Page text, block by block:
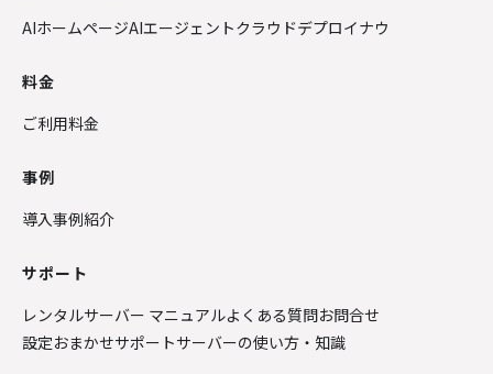
AIホームページAIエージェントクラウドデプロイナウ
料金
ご利用料金
事例
導入事例紹介
サポート
レンタルサーバー マニュアルよくある質問お問合せ
設定おまかせサポートサーバーの使い方・知識